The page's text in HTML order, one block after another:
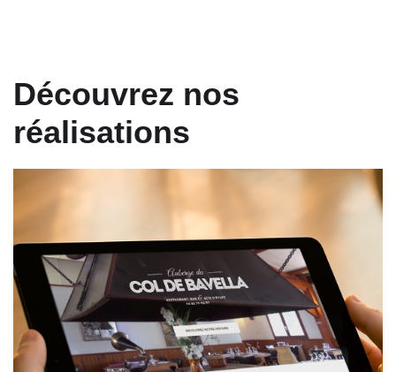
Découvrez nos
réalisations